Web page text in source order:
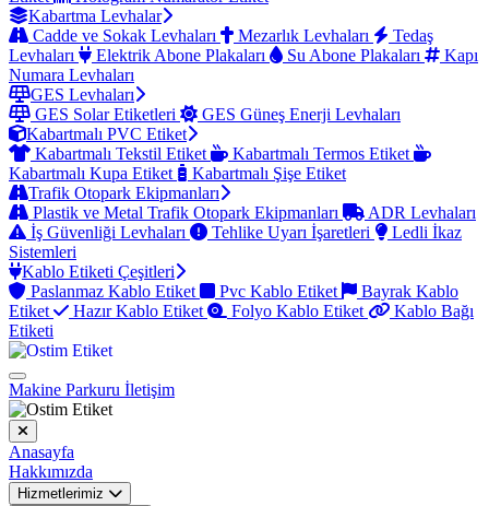
Kabartma Levhalar
Cadde ve Sokak Levhaları
Mezarlık Levhaları
Tedaş
Levhaları
Elektrik Abone Plakaları Su Abone Plakaları
Kapı
Numara Levhaları
GES Levhaları
GES Solar Etiketleri
GES Güneş Enerji Levhaları
Kabartmalı PVC Etiket
Kabartmalı Tekstil Etiket
Kabartmalı Termos Etiket
Kabartmalı Kupa Etiket
Kabartmalı Şişe Etiket
Trafik Otopark Ekipmanları
Plastik ve Metal Trafik Otopark Ekipmanları
ADR Levhaları
İş Güvenliği Levhaları
Tehlike Uyarı İşaretleri
Ledli İkaz
Sistemleri
Kablo Etiketi Çeşitleri
Paslanmaz Kablo Etiket
Pvc Kablo Etiket
Bayrak Kablo
Etiket
Hazır Kablo Etiket Folyo Kablo Etiket
Kablo Bağı
Etiketi
Makine Parkuru İletişim
Anasayfa
Hakkımızda
Hizmetlerimiz